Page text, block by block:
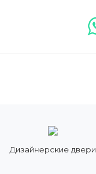
Дизайнерские двери